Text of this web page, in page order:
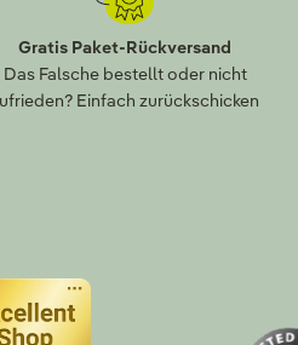
Gratis Paket-Rückversand
Das Falsche bestellt oder nicht
Einfach zurückschicken